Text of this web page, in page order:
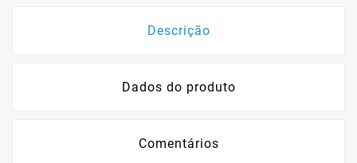
Descrição
Dados do produto
Comentários